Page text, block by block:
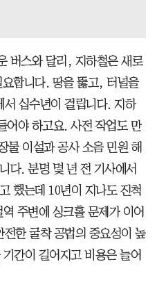
버스와 달리, 지하철은 새로
합니다. 땅을 뚫고, 터널을
십수년이 걸립니다. 지하
어야 하고요. 사전 작업도 만
물 이설과 공사 소음 민원 해
다. 분명 몇 년 전 기사에서
했는데 10년이 지나도 진척
주변에 싱크홀 문제가 이어
한 굴착 공법의 중요성이 높
간이 길어지고 비용은 늘어